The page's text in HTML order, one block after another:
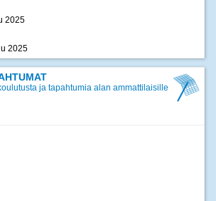
2025
2025
2024
ja tapahtumia alan ammattilaisille